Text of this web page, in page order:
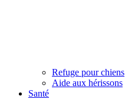
Refuge pour chiens
Aide aux hérissons
Santé